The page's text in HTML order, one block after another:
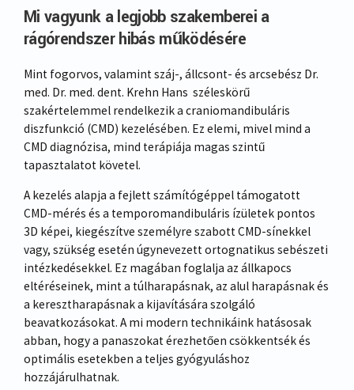
Mi vagyunk a legjobb szakemberei a
rágórendszer hibás működésére
Mint fogorvos, valamint száj-, állcsont- és arcsebész Dr.
med. Dr. med. dent. Krehn Hans széleskörű
szakértelemmel rendelkezik a craniomandibuláris
diszfunkció (CMD) kezelésében. Ez elemi, mivel mind a
CMD diagnózisa, mind terápiája magas szintű
tapasztalatot követel.
A kezelés alapja a fejlett számítógéppel támogatott
CMD-mérés és a temporomandibuláris ízületek pontos
3D képei, kiegészítve személyre szabott CMD-sínekkel
vagy, szükség esetén úgynevezett ortognatikus sebészeti
intézkedésekkel. Ez magában foglalja az állkapocs
eltéréseinek, mint a túlharapásnak, az alul harapásnak és
a keresztharapásnak a kijavítására szolgáló
beavatkozásokat. A mi modern technikáink hatásosak
abban, hogy a panaszokat érezhetően csökkentsék és
optimális esetekben a teljes gyógyuláshoz
hozzájárulhatnak.